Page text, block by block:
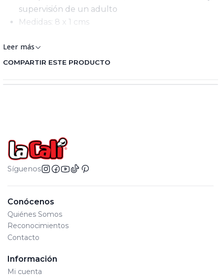
supervisión de un adulto
Medidas: 8 x 1 cms
Leer más
COMPARTIR ESTE PRODUCTO
Síguenos
Conócenos
Quiénes Somos
Reconocimientos
Contacto
Información
Mi cuenta